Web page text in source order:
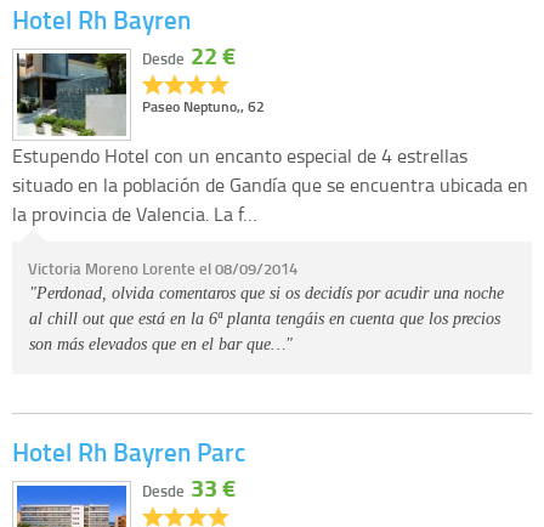
Hotel Rh Bayren
Paseo Neptuno,, 62
Desde 22 €
Estupendo Hotel con un encanto especial de 4 estrellas
situado en la población de Gandía que se encuentra ubicada en
la provincia de Valencia. La f…
Victoria Moreno Lorente el 08/09/2014
"Perdonad, olvida comentaros que si os decidís por acudir una noche
al chill out que está en la 6ª planta tengáis en cuenta que los precios
son más elevados que en el bar que…"
Hotel Rh Bayren Parc
Desde 33 €